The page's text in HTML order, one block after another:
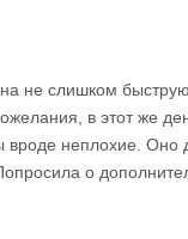
не слишком
в этот же
вроде неплохие. Оно
о